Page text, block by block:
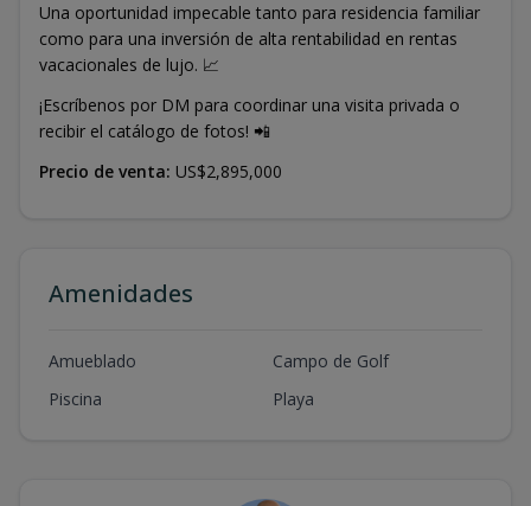
Una oportunidad impecable tanto para residencia familiar
como para una inversión de alta rentabilidad en rentas
vacacionales de lujo. 📈
¡Escríbenos por DM para coordinar una visita privada o
recibir el catálogo de fotos! 📲
Precio de venta: US$2,895,000
Amenidades
Amueblado
Campo de Golf
Piscina
Playa